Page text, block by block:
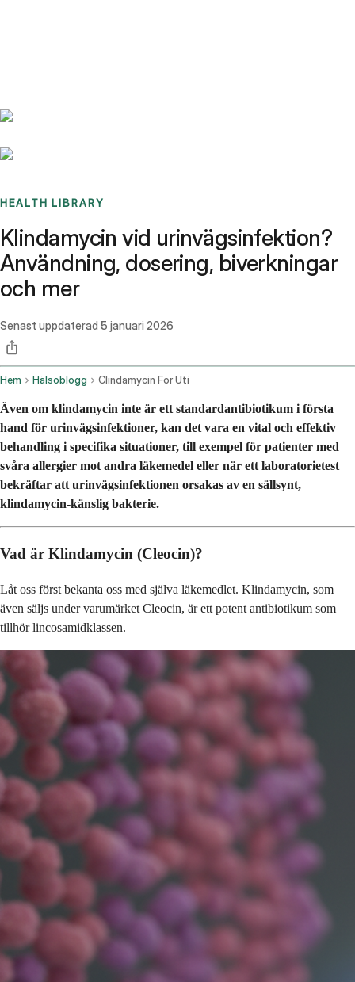
HEALTH LIBRARY
Klindamycin vid urinvägsinfektion?
Användning, dosering, biverkningar
och mer
Senast uppdaterad 5 januari 2026
Hem Hälsoblogg Clindamycin For Uti
Även om klindamycin inte är ett standardantibiotikum i första
hand för urinvägsinfektioner, kan det vara en vital och effektiv
behandling i specifika situationer, till exempel för patienter med
svåra allergier mot andra läkemedel eller när ett laboratorietest
bekräftar att urinvägsinfektionen orsakas av en sällsynt,
klindamycin-känslig bakterie.
Vad är Klindamycin (Cleocin)?
Låt oss först bekanta oss med själva läkemedlet. Klindamycin, som
även säljs under varumärket Cleocin, är ett potent antibiotikum som
tillhör lincosamidklassen.